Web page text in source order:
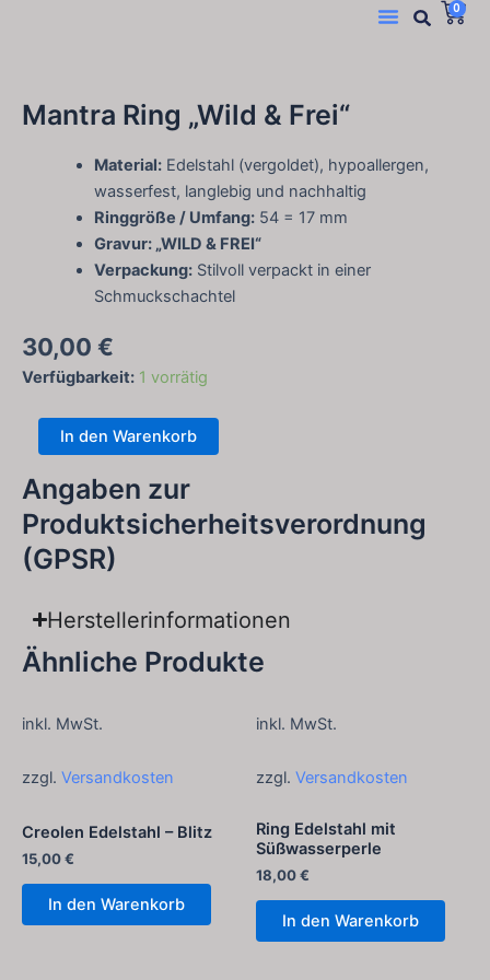
Menü 0
Mantra Ring „Wild & Frei“
Material:Edelstahl (vergoldet), hypoallergen,
wasserfest, langlebig und nachhaltig
Ringgröße / Umfang:54 = 17 mm
Gravur: „WILD & FREI“
Verpackung:Stilvoll verpackt in einer
Schmuckschachtel
30,00 €
Verfügbarkeit: 1 vorrätig
Mantra
"Wild
Frei"
Menge
In den Warenkorb
Angaben zur
Produktsicherheitsverordnung
(GPSR)
Herstellerinformationen
Ähnliche Produkte
inkl. MwSt.
zzgl. Versandkosten
Creolen Edelstahl – Blitz
15,00€
In den Warenkorb
inkl. MwSt.
zzgl. Versandkosten
Ring Edelstahl mit
Süßwasserperle
18,00€
In den Warenkorb